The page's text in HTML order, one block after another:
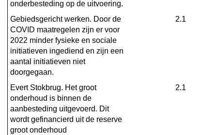
onderbesteding op de uitvoering.
Gebiedsgericht werken. Door de
COVID maatregelen zijn er voor
2022 minder fysieke en sociale
initiatieven ingediend en zijn een
aantal initiatieven niet
doorgegaan.
2.1
Evert Stokbrug. Het groot
onderhoud is binnen de
aanbesteding uitgevoerd. Dit
wordt gefinancierd uit de reserve
groot onderhoud
2.1